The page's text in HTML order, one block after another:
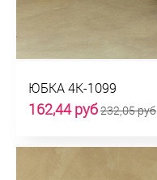
ЮБКА 4К-1099
162,44 руб232,05 руб